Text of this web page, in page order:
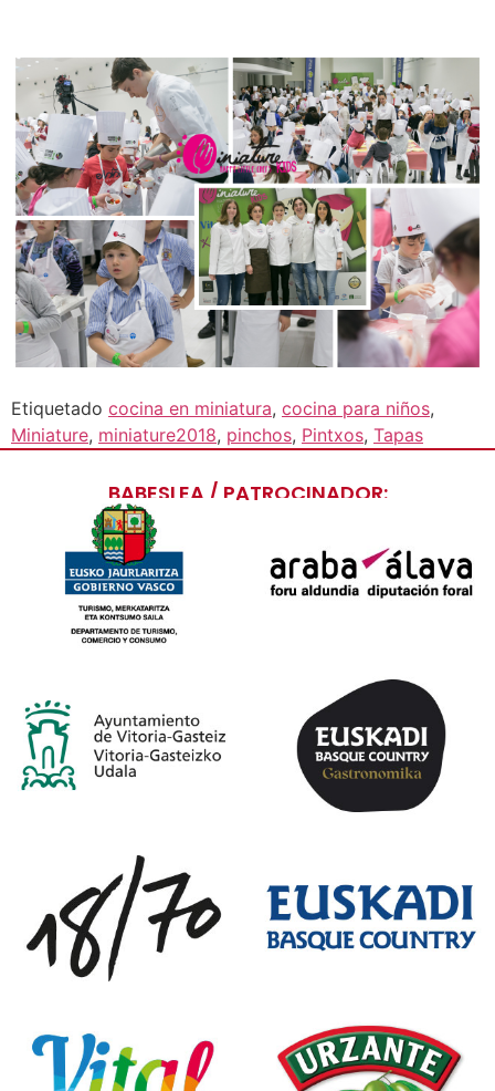
Etiquetado cocina en miniatura, cocina para niños,
Miniature, miniature2018, pinchos, Pintxos, Tapas
BABESLEA / PATROCINADOR: